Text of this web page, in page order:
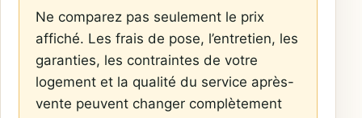
Ne comparez pas seulement le prix
affiché. Les frais de pose, l’entretien, les
garanties, les contraintes de votre
logement et la qualité du service après-
vente peuvent changer complètement